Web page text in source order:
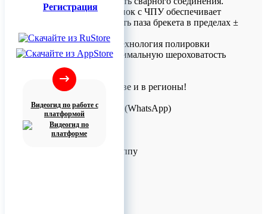
Регистрация
Видеогид по работе с
платформой
Швейцарский станок с ЧПУ обеспечивает
размерную точность паза брекета в пределах ±
0,02 мм.
Инновационная технология полировки
обеспечивает минимальную шероховатость
поверхности.
Доставка по Москве и в регионы!
+7 (926) 209-09-94 (WhatsApp)
info@titanretail.ru
www.titanretail.ru
Приглашаем в группу